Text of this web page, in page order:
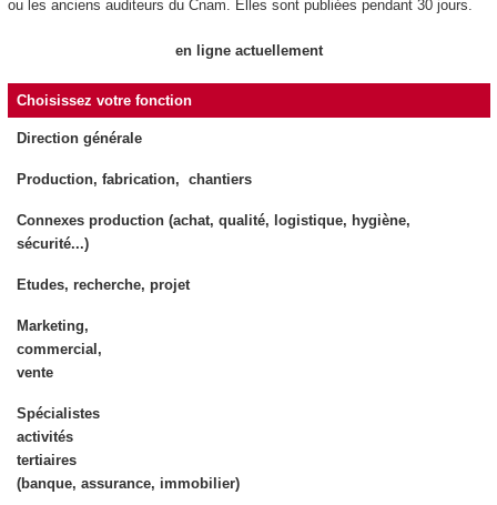
ou les anciens auditeurs du Cnam. Elles sont publiées pendant 30 jours.
en ligne actuellement
Choisissez votre fonction
Direction générale
Production, fabrication, chantiers
Connexes production (achat, qualité, logistique, hygiène,
sécurité...)
Etudes, recherche, projet
Marketing,
commercial,
vente
Spécialistes
activités
tertiaires
(banque, assurance, immobilier)